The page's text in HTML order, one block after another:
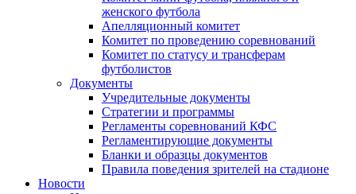
женского футбола
Апелляционный комитет
Комитет по проведению соревнований
Комитет по статусу и трансферам
футболистов
Документы
Учредительные документы
Стратегии и программы
Регламенты соревнований КФС
Регламентирующие документы
Бланки и образцы документов
Правила поведения зрителей на стадионе
Новости